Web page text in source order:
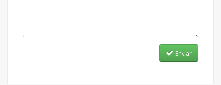
Enviar